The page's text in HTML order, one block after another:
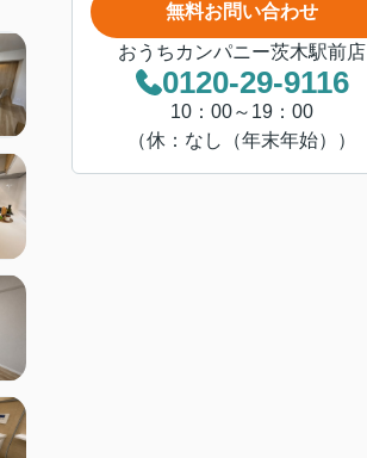
無料お問い合わせ
おうちカンパニー茨木駅前店
0120-29-9116
10：00～19：00
（休：なし（年末年始））